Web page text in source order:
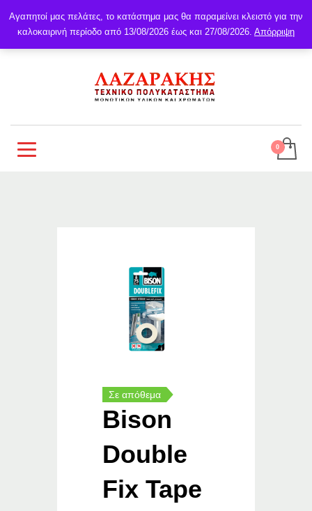
Σε απόθεμα
Bison
Double
Fix Tape
Αγαπητοί μας πελάτες, το κατάστημα μας θα παραμείνει κλειστό για την
καλοκαιρινή περίοδο από 13/08/2026 έως και 27/08/2026. Απόρριψη